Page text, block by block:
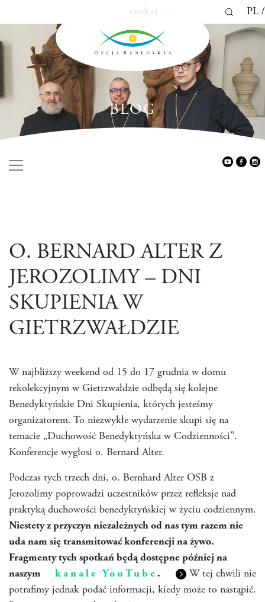
PL
BLOG
O. BERNARD ALTER Z
JEROZOLIMY – DNI
SKUPIENIA W
GIETRZWAŁDZIE
W najbliższy weekend od 15 do 17 grudnia w domu
rekolekcyjnym w Gietrzwałdzie odbędą się kolejne
Benedyktyńskie Dni Skupienia, których jesteśmy
organizatorem. To niezwykłe wydarzenie skupi się na
temacie „Duchowość Benedyktyńska w Codzienności”.
Konferencje wygłosi o. Bernard Alter.
Podczas tych trzech dni, o. Bernhard Alter OSB z
Jerozolimy poprowadzi uczestników przez refleksje nad
praktyką duchowości benedyktyńskiej w życiu codziennym.
Niestety z przyczyn niezależnych od nas tym razem nie
uda nam się transmitować konferencji na żywo.
Fragmenty tych spotkań będą dostępne później na
naszym
kanale YouTube .
W tej chwili nie
potrafimy jednak podać informacji, kiedy może to nastąpić.